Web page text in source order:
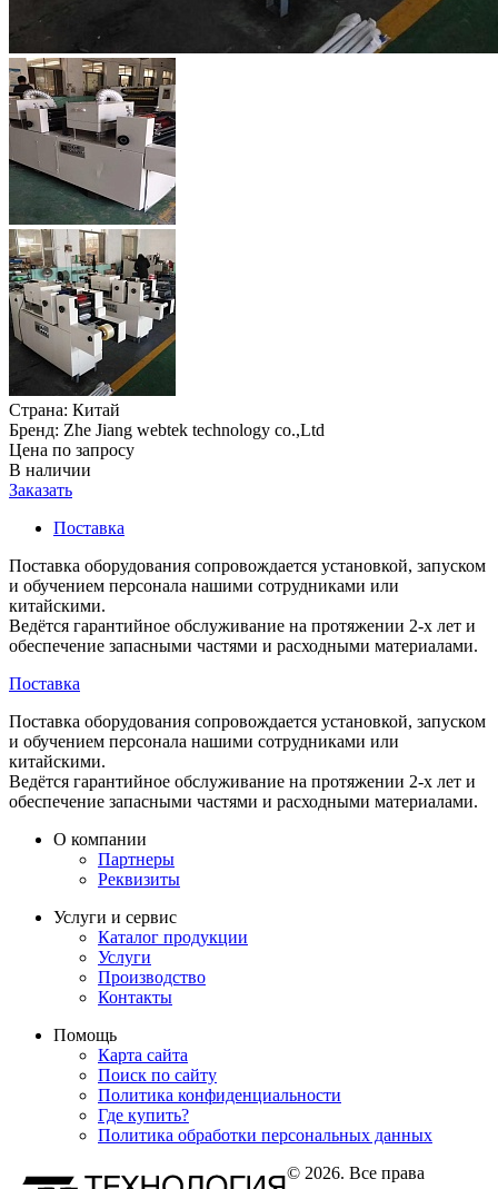
Страна: Китай
Бренд: Zhe Jiang webtek technology co.,Ltd
Цена по запросу
В наличии
Заказать
Поставка
Поставка оборудования сопровождается установкой, запуском
и обучением персонала нашими сотрудниками или
китайскими.
Ведётся гарантийное обслуживание на протяжении 2-х лет и
обеспечение запасными частями и расходными материалами.
Поставка
Поставка оборудования сопровождается установкой, запуском
и обучением персонала нашими сотрудниками или
китайскими.
Ведётся гарантийное обслуживание на протяжении 2-х лет и
обеспечение запасными частями и расходными материалами.
О компании
Партнеры
Реквизиты
Услуги и сервис
Каталог продукции
Услуги
Производство
Контакты
Помощь
Карта сайта
Поиск по сайту
Политика конфиденциальности
Где купить?
Политика обработки персональных данных
© 2026. Все права